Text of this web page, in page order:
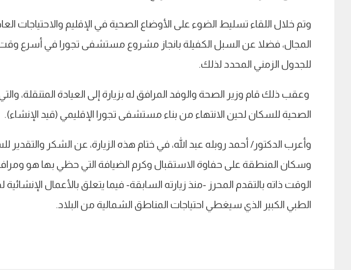
وتم خلال اللقاء تسليط الضوء على الأوضاع الصحية في الإقليم والاحتياجات
المجال، فضلا عن السبل الكفيلة بانجاز مشروع مستشفى تجورا في أسرع
للجدول الزمني المحدد لذلك.
وعقب ذلك قام وزير الصحة والوفد المرافق له بزيارة إلى العيادة المتنقلة،
الصحية للسكان لحين الانتهاء من بناء مستشفى تجورا الإقليمي (قيد الإنشاء).
وأعرب الدكتور/ أحمد روبله عبد الله، في ختام هذه الزيارة، عن الشكر والتقدير
وسكان المنطقة على حفاوة الاستقبال وكرم الضيافة التي حظي بها هو
الوقت ذاته بالتقدم المحرز -منذ زيارته السابقة- فيما يتعلق بالأعمال الإنشائية
الطبي الكبير الذي سيغطي احتياجات المناطق الشمالية من البلاد.